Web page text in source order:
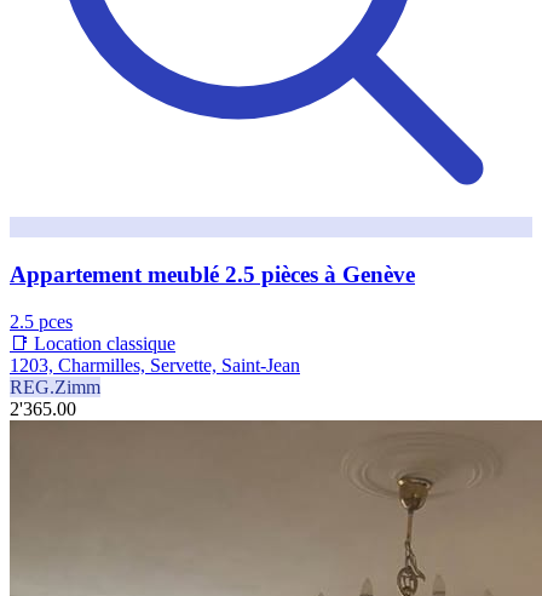
Appartement meublé 2.5 pièces à Genève
2.5 pces
📑 Location classique
1203, Charmilles, Servette, Saint-Jean
REG.Zimm
2'365.00